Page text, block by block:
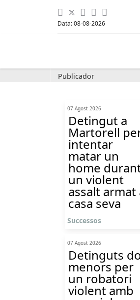
Data: 08-08-2026
Publicador
07 Agost 2026
Detingut a
Martorell
intentar
matar un
home
un violent
assalt armat
casa seva
Successos
07 Agost 2026
Detinguts
menors per
un robatori
violent amb